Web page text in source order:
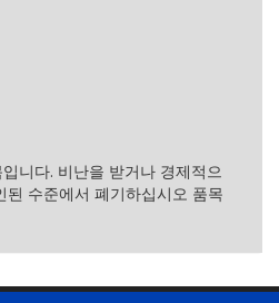
니다. 비난을 받거나 경제적으
된 수준에서 폐기하십시오 품목